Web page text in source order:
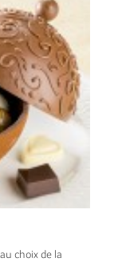
choix de la